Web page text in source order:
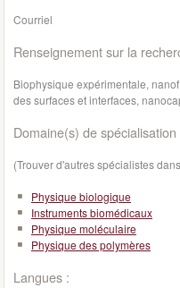
Courriel
Renseignement sur la
Biophysique expérimentale, n
des surfaces et interfaces,
Domaine(s) de spécialisation
(Trouver d'autres spécialistes
Physique biologique
Instruments biomédicaux
Physique moléculaire
Physique des polymères
Langues :